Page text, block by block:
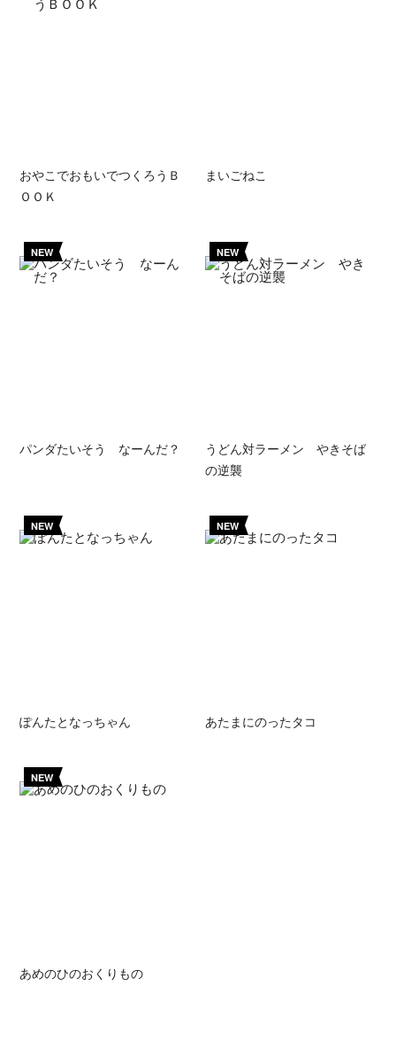
おやこでおもいでつくろうＢ
ＯＯＫ
まいごねこ
NEW
パンダたいそう なーんだ？
NEW
うどん対ラーメン やきそば
の逆襲
NEW
ぽんたとなっちゃん
NEW
あたまにのったタコ
NEW
あめのひのおくりもの